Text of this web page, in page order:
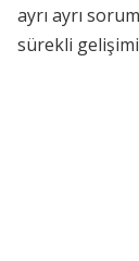
ayrı ayrı
sürekli